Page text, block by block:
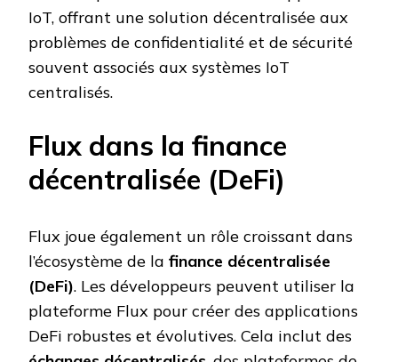
IoT, offrant une solution décentralisée aux
problèmes de confidentialité et de sécurité
souvent associés aux systèmes IoT
centralisés.
Flux dans la finance
décentralisée (DeFi)
Flux joue également un rôle croissant dans
l’écosystème de la finance décentralisée
(DeFi). Les développeurs peuvent utiliser la
plateforme Flux pour créer des applications
DeFi robustes et évolutives. Cela inclut des